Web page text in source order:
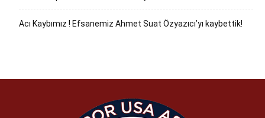
Acı Kaybımız ! Efsanemiz Ahmet Suat Özyazıcı’yı kaybettik!